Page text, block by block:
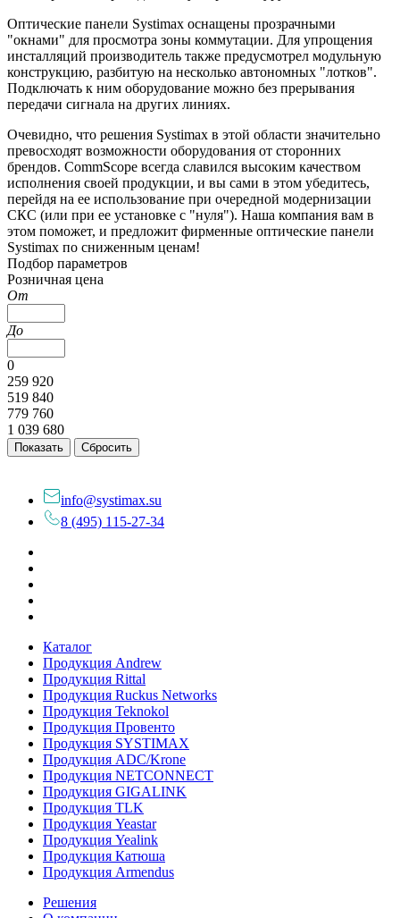
Оптические панели Systimax оснащены прозрачными
"окнами" для просмотра зоны коммутации. Для упрощения
инсталляций производитель также предусмотрел модульную
конструкцию, разбитую на несколько автономных "лотков".
Подключать к ним оборудование можно без прерывания
передачи сигнала на других линиях.
Очевидно, что решения Systimax в этой области значительно
превосходят возможности оборудования от сторонних
брендов. CommScope всегда славился высоким качеством
исполнения своей продукции, и вы сами в этом убедитесь,
перейдя на ее использование при очередной модернизации
СКС (или при ее установке с "нуля"). Наша компания вам в
этом поможет, и предложит фирменные оптические панели
Systimax по сниженным ценам!
Подбор параметров
Розничная цена
От
До
0
259 920
519 840
779 760
1 039 680
info@systimax.su
8 (495) 115-27-34
Каталог
Продукция Andrew
Продукция Rittal
Продукция Ruckus Networks
Продукция Teknokol
Продукция Провенто
Продукция SYSTIMAX
Продукция ADC/Krone
Продукция NETCONNECT
Продукция GIGALINK
Продукция TLK
Продукция Yeastar
Продукция Yealink
Продукция Катюша
Продукция Armendus
Решения